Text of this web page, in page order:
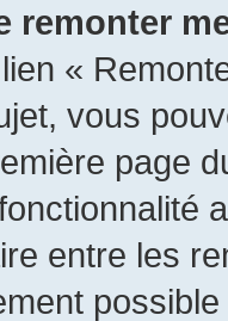
remonter
«
vous
page
entre les